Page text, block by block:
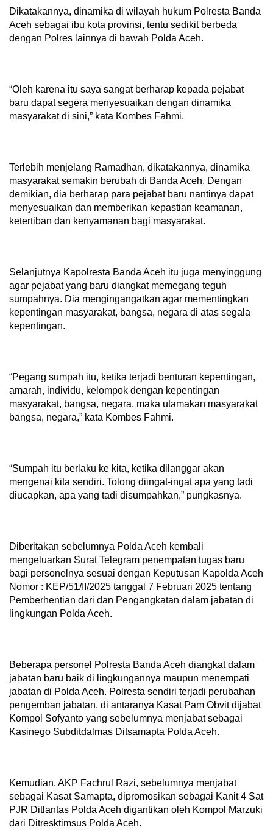
Dikatakannya, dinamika di wilayah hukum Polresta Banda
Aceh sebagai ibu kota provinsi, tentu sedikit berbeda
dengan Polres lainnya di bawah Polda Aceh.
“Oleh karena itu saya sangat berharap kepada pejabat
baru dapat segera menyesuaikan dengan dinamika
masyarakat di sini,” kata Kombes Fahmi.
Terlebih menjelang Ramadhan, dikatakannya, dinamika
masyarakat semakin berubah di Banda Aceh. Dengan
demikian, dia berharap para pejabat baru nantinya dapat
menyesuaikan dan memberikan kepastian keamanan,
ketertiban dan kenyamanan bagi masyarakat.
Selanjutnya Kapolresta Banda Aceh itu juga menyinggung
agar pejabat yang baru diangkat memegang teguh
sumpahnya. Dia mengingangatkan agar mementingkan
kepentingan masyarakat, bangsa, negara di atas segala
kepentingan.
“Pegang sumpah itu, ketika terjadi benturan kepentingan,
amarah, individu, kelompok dengan kepentingan
masyarakat, bangsa, negara, maka utamakan masyarakat
bangsa, negara,” kata Kombes Fahmi.
“Sumpah itu berlaku ke kita, ketika dilanggar akan
mengenai kita sendiri. Tolong diingat-ingat apa yang tadi
diucapkan, apa yang tadi disumpahkan,” pungkasnya.
Diberitakan sebelumnya Polda Aceh kembali
mengeluarkan Surat Telegram penempatan tugas baru
bagi personelnya sesuai dengan Keputusan Kapolda Aceh
Nomor : KEP/51/II/2025 tanggal 7 Februari 2025 tentang
Pemberhentian dari dan Pengangkatan dalam jabatan di
lingkungan Polda Aceh.
Beberapa personel Polresta Banda Aceh diangkat dalam
jabatan baru baik di lingkungannya maupun menempati
jabatan di Polda Aceh. Polresta sendiri terjadi perubahan
pengemban jabatan, di antaranya Kasat Pam Obvit dijabat
Kompol Sofyanto yang sebelumnya menjabat sebagai
Kasinego Subditdalmas Ditsamapta Polda Aceh.
Kemudian, AKP Fachrul Razi, sebelumnya menjabat
sebagai Kasat Samapta, dipromosikan sebagai Kanit 4 Sat
PJR Ditlantas Polda Aceh digantikan oleh Kompol Marzuki
dari Ditresktimsus Polda Aceh.